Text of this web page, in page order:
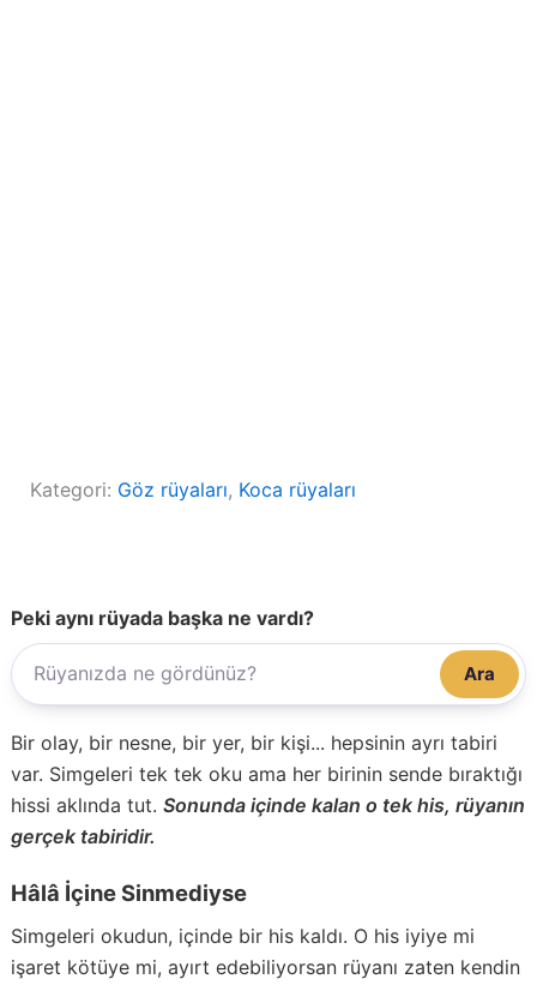
Kategori: Göz rüyaları, Koca rüyaları
Peki aynı rüyada başka ne vardı?
Ara
Bir olay, bir nesne, bir yer, bir kişi... hepsinin ayrı tabiri
var. Simgeleri tek tek oku ama her birinin sende bıraktığı
hissi aklında tut. Sonunda içinde kalan o tek his, rüyanın
gerçek tabiridir.
Hâlâ İçine Sinmediyse
Simgeleri okudun, içinde bir his kaldı. O his iyiye mi
işaret kötüye mi, ayırt edebiliyorsan rüyanı zaten kendin